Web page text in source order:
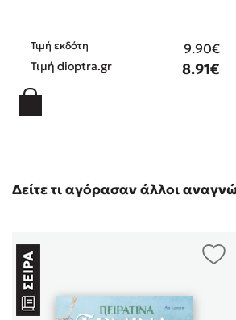
Τιμή εκδότη 9.90€
Τιμή dioptra.gr 8.91€
Δείτε τι αγόρασαν άλλοι